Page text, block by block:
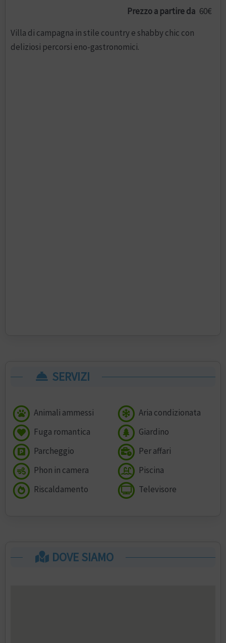
Prezzo a partire da 60€
Villa di campagna in stile country e shabby chic con
deliziosi percorsi eno-gastronomici.
SERVIZI
Animali ammessi
Aria condizionata
Fuga romantica
Giardino
Parcheggio
Per affari
Phon in camera
Piscina
Riscaldamento
Televisore
DOVE SIAMO